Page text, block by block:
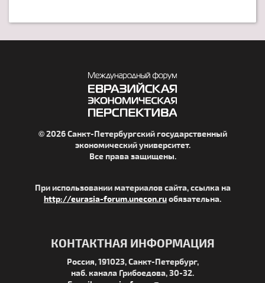
© 2026 Санкт-Петербургский государственный
экономический университет.
Все права защищены.
При использовании материалов сайта, ссылка на
http://eurasia-forum.unecon.ruобязательна.
КОНТАКТНАЯ ИНФОРМАЦИЯ
Россия, 191023, Санкт-Петербург,
наб. канала Грибоедова, 30-32.